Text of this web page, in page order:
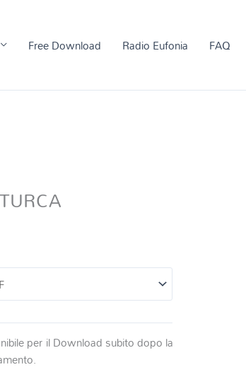
Free Download Radio Eufonia FAQ
per il Download subito dopo la